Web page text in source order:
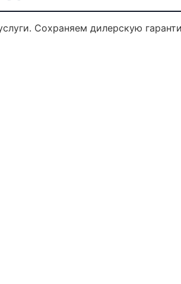
Сохраняем дилерскую